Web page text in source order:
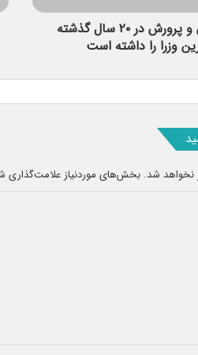
قالیباف: آموزش و پرورش در ۲۰ سال گذشته
وزرا را داشته است
نخواهد شد. بخش‌های موردنیاز علامت‌گذاری